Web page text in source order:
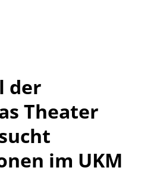
der
Theater
im UKM